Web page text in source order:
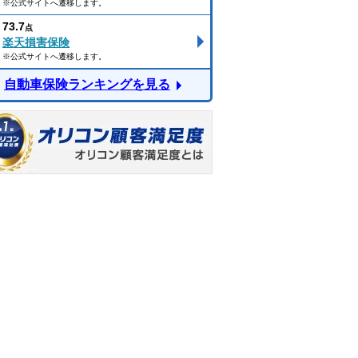
※公式サイトへ遷移します。
73.7点
楽天損害保険
※公式サイトへ遷移します。
自動車保険ランキングを見る